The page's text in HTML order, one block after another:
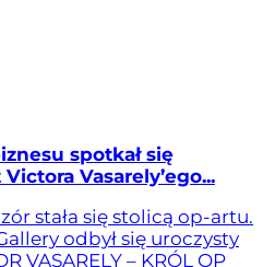
spotkał się
Vasarely’ego...
stała się stolicą op-artu.
odbył się uroczysty
VASARELY – KRÓL OP